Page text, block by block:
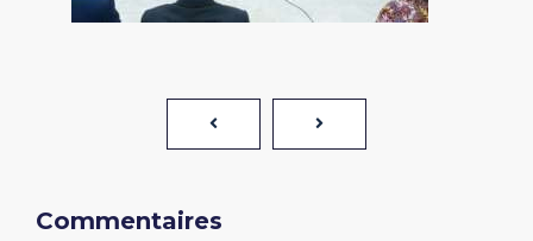
Commentaires